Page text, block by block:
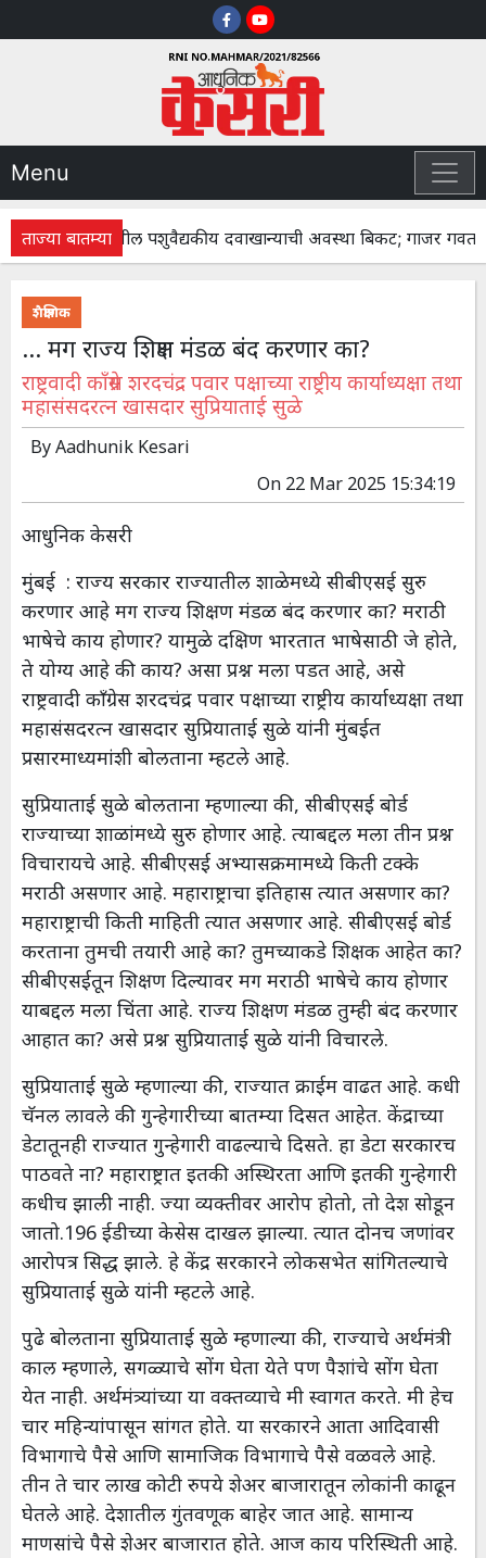
Menu
ताज्या बातम्या
वन्नाळी येथील पशुवैद्यकीय दवाखान्याची अवस्था बिकट; गाजर गवत,
शैक्षणिक
... मग राज्य शिक्षण मंडळ बंद करणार का?
राष्ट्रवादी काँग्रेस शरदचंद्र पवार पक्षाच्या राष्ट्रीय कार्याध्यक्षा तथा
महासंसदरत्न खासदार सुप्रियाताई सुळे
ByAadhunik Kesari
On 22 Mar 2025 15:34:19
आधुनिक केसरी
मुंबई : राज्य सरकार राज्यातील शाळेमध्ये सीबीएसई सुरु
करणार आहे मग राज्य शिक्षण मंडळ बंद करणार का? मराठी
भाषेचे काय होणार? यामुळे दक्षिण भारतात भाषेसाठी जे होते,
ते योग्य आहे की काय? असा प्रश्न मला पडत आहे, असे
राष्ट्रवादी काँग्रेस शरदचंद्र पवार पक्षाच्या राष्ट्रीय कार्याध्यक्षा तथा
महासंसदरत्न खासदार सुप्रियाताई सुळे यांनी मुंबईत
प्रसारमाध्यमांशी बोलताना म्हटले आहे.
सुप्रियाताई सुळे बोलताना म्हणाल्या की, सीबीएसई बोर्ड
राज्याच्या शाळांमध्ये सुरु होणार आहे. त्याबद्दल मला तीन प्रश्न
विचारायचे आहे. सीबीएसई अभ्यासक्रमामध्ये किती टक्के
मराठी असणार आहे. महाराष्ट्राचा इतिहास त्यात असणार का?
महाराष्ट्राची किती माहिती त्यात असणार आहे. सीबीएसई बोर्ड
करताना तुमची तयारी आहे का? तुमच्याकडे शिक्षक आहेत का?
सीबीएसईतून शिक्षण दिल्यावर मग मराठी भाषेचे काय होणार
याबद्दल मला चिंता आहे. राज्य शिक्षण मंडळ तुम्ही बंद करणार
आहात का? असे प्रश्न सुप्रियाताई सुळे यांनी विचारले.
सुप्रियाताई सुळे म्हणाल्या की, राज्यात क्राईम वाढत आहे. कधी
चॅनल लावले की गुन्हेगारीच्या बातम्या दिसत आहेत. केंद्राच्या
डेटातूनही राज्यात गुन्हेगारी वाढल्याचे दिसते. हा डेटा सरकारच
पाठवते ना? महाराष्ट्रात इतकी अस्थिरता आणि इतकी गुन्हेगारी
कधीच झाली नाही. ज्या व्यक्तीवर आरोप होतो, तो देश सोडून
जातो.196 ईडीच्या केसेस दाखल झाल्या. त्यात दोनच जणांवर
आरोपत्र सिद्ध झाले. हे केंद्र सरकारने लोकसभेत सांगितल्याचे
सुप्रियाताई सुळे यांनी म्हटले आहे.
पुढे बोलताना सुप्रियाताई सुळे म्हणाल्या की, राज्याचे अर्थमंत्री
काल म्हणाले, सगळ्याचे सोंग घेता येते पण पैशांचे सोंग घेता
येत नाही. अर्थमंत्र्यांच्या या वक्तव्याचे मी स्वागत करते. मी हेच
चार महिन्यांपासून सांगत होते. या सरकारने आता आदिवासी
विभागाचे पैसे आणि सामाजिक विभागाचे पैसे वळवले आहे.
तीन ते चार लाख कोटी रुपये शेअर बाजारातून लोकांनी काढून
घेतले आहे. देशातील गुंतवणूक बाहेर जात आहे. सामान्य
माणसांचे पैसे शेअर बाजारात होते. आज काय परिस्थिती आहे.